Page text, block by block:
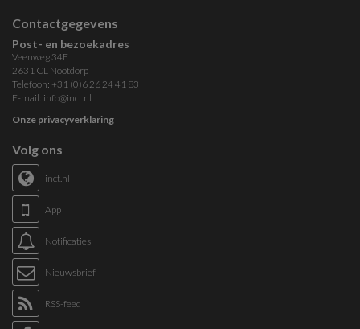
Contactgegevens
Post- en bezoekadres
Veenweg 34E
2631 CL Nootdorp
Telefoon: +31 (0)6 26 24 41 83
E-mail: info@inct.nl
Onze privacyverklaring
Volg ons
inct.nl
App
Notificaties
Nieuwsbrief
RSS-feed